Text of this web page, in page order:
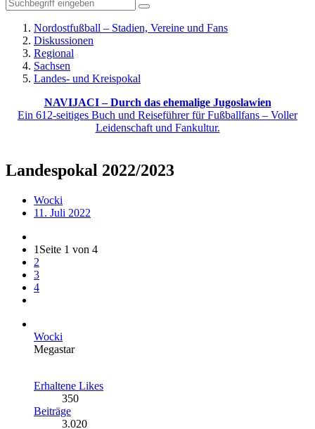
Nordostfußball – Stadien, Vereine und Fans
Diskussionen
Regional
Sachsen
Landes- und Kreispokal
NAVIJACI – Durch das ehemalige Jugoslawien
Ein 612-seitiges Buch und Reiseführer für Fußballfans – Voller
Leidenschaft und Fankultur.
Landespokal 2022/2023
Wocki
11. Juli 2022
1 Seite 1 von 4
2
3
4
Wocki
Megastar
Erhaltene Likes
350
Beiträge
3.020